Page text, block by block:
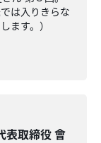
は入りきらな
ます。）
表取締役 會